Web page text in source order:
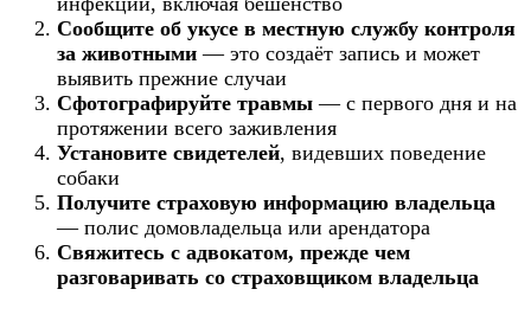
Сообщите об укусе в местную службу контроля
за животными — это создаёт запись и может
выявить прежние случаи
Сфотографируйте травмы — с первого дня и на
протяжении всего заживления
Установите свидетелей, видевших поведение
собаки
Получите страховую информацию владельца
— полис домовладельца или арендатора
Свяжитесь с адвокатом, прежде чем
разговаривать со страховщиком владельца